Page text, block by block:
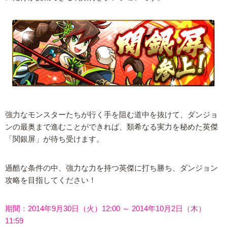
強力なモンスターたちが行く手を阻む道中を抜けて、ダンジョ
ンの最奥まで進むことができれば、類希なる実力を秘めた英傑
「関銀屏」が待ち受けます。
過酷な条件の中、強力な力を持つ英傑に打ち勝ち、ダンジョン
攻略を目指してください！
期間：2014年9月30日（火）12:00 ～ 2014年10月2日（木）
11:59